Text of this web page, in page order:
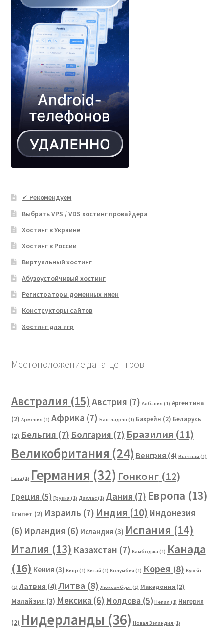
✓ Рекомендуем
Выбрать VPS / VDS хостинг провайдера
Хостинг в Украине
Хостинг в России
Виртуальный хостинг
Абузоустойчивый хостинг
Регистраторы доменных имен
Конструкторы сайтов
Хостинг для игр
Местоположение дата-центров
Австралия (15) Австрия (7) Албания (1) Аргентина
(2) Армения (1) Африка (7) Бангладеш (1) Бахрейн (2) Беларусь
(2) Бельгия (7) Болгария (7) Бразилия (11)
Великобритания (24) Венгрия (4) Вьетнам (1)
Гана (1) Германия (32) Гонконг(12)
Греция (5) Грузия (1) Даллас(1) Дания (7) Европа (13)
Египет (2) Израиль (7) Индия (10) Индонезия
(6) Ирландия (6) Исландия (3) Испания (14)
Италия (13) Казахстан (7) Камбоджа (1) Канада
(16) Кения (3) Кипр (1) Китай (1) Колумбия (1) Корея (8) Кувейт
(1) Латвия (4)Литва (8) Люксембург(1) Македония (2)
Малайзия (3) Мексика(6) Молдова (5) Непал (1) Нигерия
(2) Нидерланды (36) Новая Зеландия (1)